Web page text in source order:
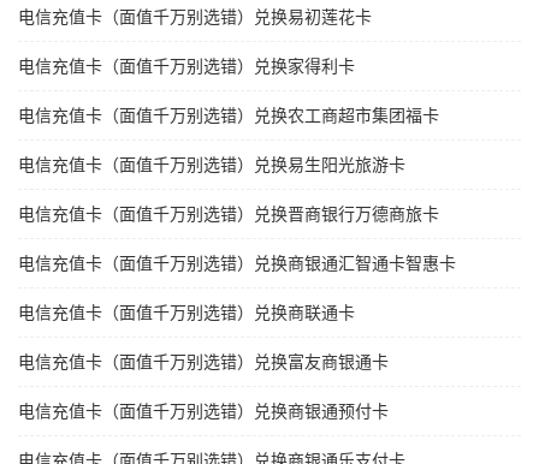
电信充值卡（面值千万别选错）兑换易初莲花卡
电信充值卡（面值千万别选错）兑换家得利卡
电信充值卡（面值千万别选错）兑换农工商超市集团福卡
电信充值卡（面值千万别选错）兑换易生阳光旅游卡
电信充值卡（面值千万别选错）兑换晋商银行万德商旅卡
电信充值卡（面值千万别选错）兑换商银通汇智通卡智惠卡
电信充值卡（面值千万别选错）兑换商联通卡
电信充值卡（面值千万别选错）兑换富友商银通卡
电信充值卡（面值千万别选错）兑换商银通预付卡